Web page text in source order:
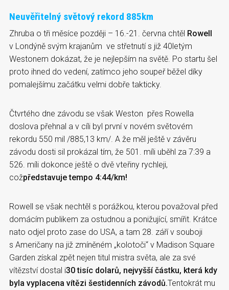
Neuvěřitelný světový rekord 885km
Zhruba o tři měsíce později – 16.-21. června chtěl Rowell
v Londýně svým krajanům ve střetnutí s již 40letým
Westonem dokázat, že je nejlepším na světě. Po startu šel
proto ihned do vedení, zatímco jeho soupeř běžel díky
pomalejšímu začátku velmi dobře takticky.
Čtvrtého dne závodu se však Weston přes Rowella
doslova přehnal a v cíli byl první v novém světovém
rekordu 550 mil /885,13 km/. A že měl ještě v závěru
závodu dosti sil prokázal tím, že 501. míli uběhl za 7:39 a
526. míli dokonce ještě o dvě vteřiny rychleji,
cožpředstavuje tempo 4:44/km!
Rowell se však nechtěl s porážkou, kterou považoval před
domácím publikem za ostudnou a ponižující, smířit. Krátce
nato odjel proto zase do USA, a tam 28. září v souboji
s Američany na již zmíněném „kolotoči“ v Madison Square
Garden získal zpět nejen titul mistra světa, ale za své
vítězství dostal i30 tisíc dolarů, nejvyšší částku, která kdy
byla vyplacena vítězi šestidenních závodů.Tentokrát mu